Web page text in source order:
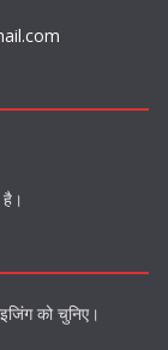
को चुनिए।